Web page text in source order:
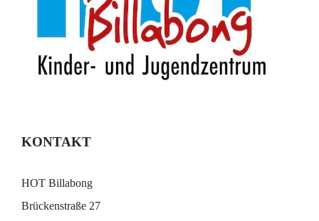
KONTAKT
HOT Billabong
Brückenstraße 27